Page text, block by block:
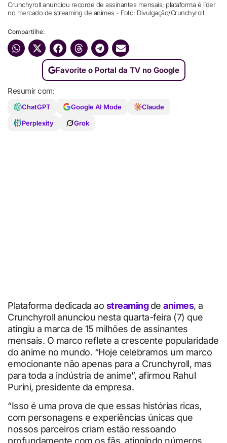
Crunchyroll anunciou recorde de assinantes mensais; plataforma é líder
no mercado de streaming de animes - Foto: Divulgação/Crunchyroll
Compartilhe:
Favorite o Portal da TV no Google
Resumir com:
ChatGPT Google AI Mode
Claude
Perplexity
Grok
Plataforma dedicada ao streamingde animes, a
Crunchyroll anunciou nesta quarta-feira (7) que
atingiu a marca de 15 milhões de assinantes
mensais. O marco reflete a crescente popularidade
do anime no mundo. “Hoje celebramos um marco
emocionante não apenas para a Crunchyroll, mas
para toda a indústria de anime”, afirmou Rahul
Purini, presidente da empresa.
“Isso é uma prova de que essas histórias ricas,
com personagens e experiências únicas que
nossos parceiros criam estão ressoando